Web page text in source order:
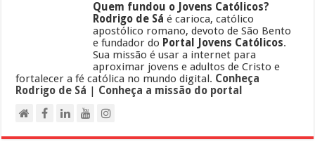
Quem fundou o Jovens Católicos?
Rodrigo de Sá é carioca, católico
apostólico romano, devoto de São Bento
e fundador do Portal Jovens Católicos.
Sua missão é usar a internet para
aproximar jovens e adultos de Cristo e
fortalecer a fé católica no mundo digital. Conheça
Rodrigo de Sá | Conheça a missão do portal